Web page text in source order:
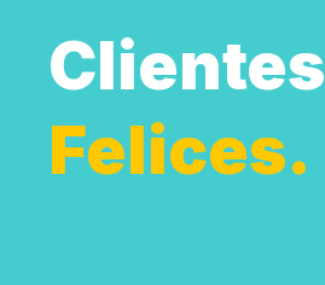
Clientes
Felices.